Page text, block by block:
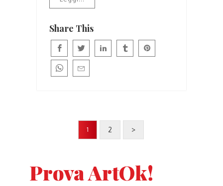
Share This
1 2 >
Prova ArtOk!